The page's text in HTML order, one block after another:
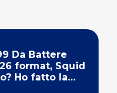
Da Battere
format, Squid
Ho fatto la